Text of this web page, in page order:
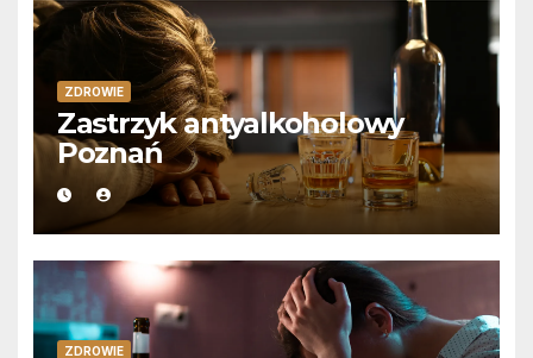
ZDROWIE
Zastrzyk antyalkoholowy
Poznań
ZDROWIE